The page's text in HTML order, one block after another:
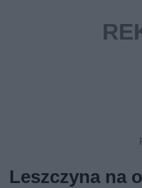
Leszczyna na